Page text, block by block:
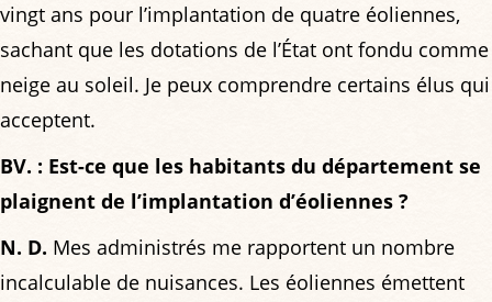
vingt ans pour l’implantation de quatre éoliennes,
sachant que les dotations de l’État ont fondu comme
neige au soleil. Je peux comprendre certains élus qui
acceptent.
BV. : Est-ce que les habitants du département se
plaignent de l’implantation d’éoliennes ?
N. D. Mes administrés me rapportent un nombre
incalculable de nuisances. Les éoliennes émettent